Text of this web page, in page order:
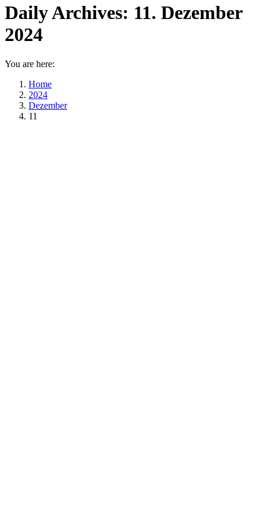
Daily Archives: 11. Dezember
2024
You are here:
Home
2024
Dezember
11